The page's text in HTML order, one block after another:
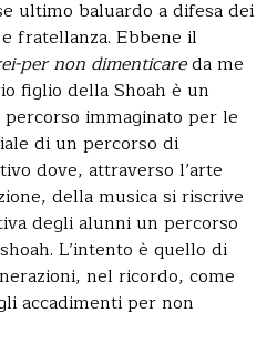
ultimo baluardo a difesa dei
fratellanza. Ebbene il
per non dimenticareda me
figlio della Shoah è un
immaginato per le
di un percorso di
dove, attraverso l’arte
della musica si riscrive
degli alunni un percorso
L’intento è quello di
nel ricordo, come
accadimenti per non